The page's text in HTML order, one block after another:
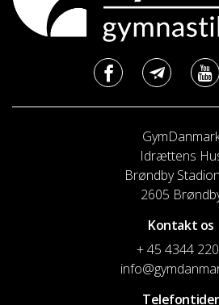
Idrættens
Brøndby
2605
Kontakt os
+ 45 4344
Telefontider